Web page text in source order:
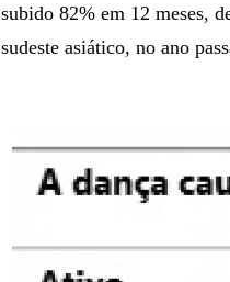
subido 82% em 12 meses,
sudeste asiático, no ano